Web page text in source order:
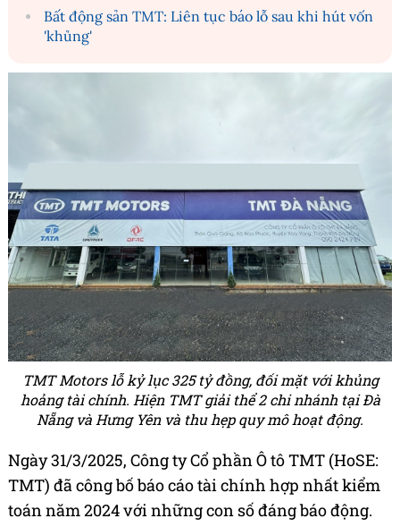
Bất động sản TMT: Liên tục báo lỗ sau khi hút vốn
'khủng'
TMT Motors lỗ kỷ lục 325 tỷ đồng, đối mặt với khủng
hoảng tài chính. Hiện TMT giải thể 2 chi nhánh tại Đà
Nẵng và Hưng Yên và thu hẹp quy mô hoạt động.
Ngày 31/3/2025, Công ty Cổ phần Ô tô TMT (HoSE:
TMT) đã công bố báo cáo tài chính hợp nhất kiểm
toán năm 2024 với những con số đáng báo động.